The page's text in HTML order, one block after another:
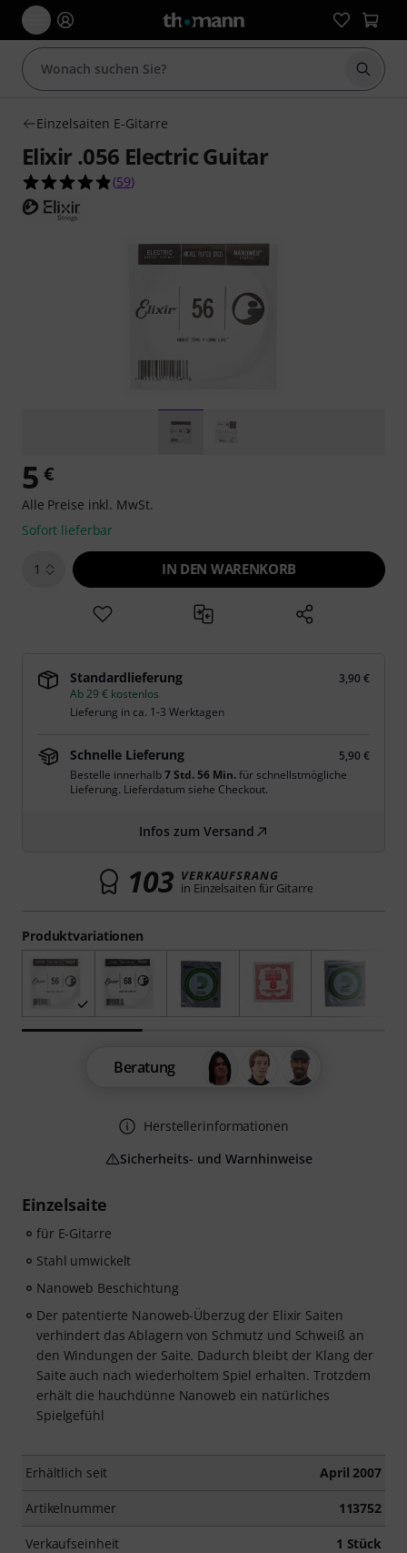
Suche
Einzelsaiten E-Gitarre
Elixir .056 Electric Guitar
4.8 von 5 Sternen aus 59 Kundenbewertungen
(59)
Einzelsaite
für E-Gitarre
Stahl umwickelt
Nanoweb Beschichtung
Der patentierte Nanoweb-Überzug der Elixir Saiten
verhindert das Ablagern von Schmutz und Schweiß an
den Windungen der Saite. Dadurch bleibt der Klang der
Saite auch nach wiederholtem Spiel erhalten. Trotzdem
erhält die hauchdünne Nanoweb ein natürliches
Spielgefühl
Erhältlich seit April 2007
Artikelnummer 113752
Verkaufseinheit 1 Stück
Produktvariationen
5 €
Alle Preise inkl. MwSt.
Sofort lieferbar
1 IN DEN WARENKORB
Standardlieferung
3,90 €
Ab 29 € kostenlos
Lieferung in ca. 1-3 Werktagen
Schnelle Lieferung
5,90 €
Bestelle innerhalb7 Std. 56 Min.für schnellstmögliche
Lieferung. Lieferdatum siehe Checkout.
Infos zum Versand
103 VERKAUFSRANG
in Einzelsaiten für Gitarre
Beratung
Herstellerinformationen
Sicherheits- und Warnhinweise